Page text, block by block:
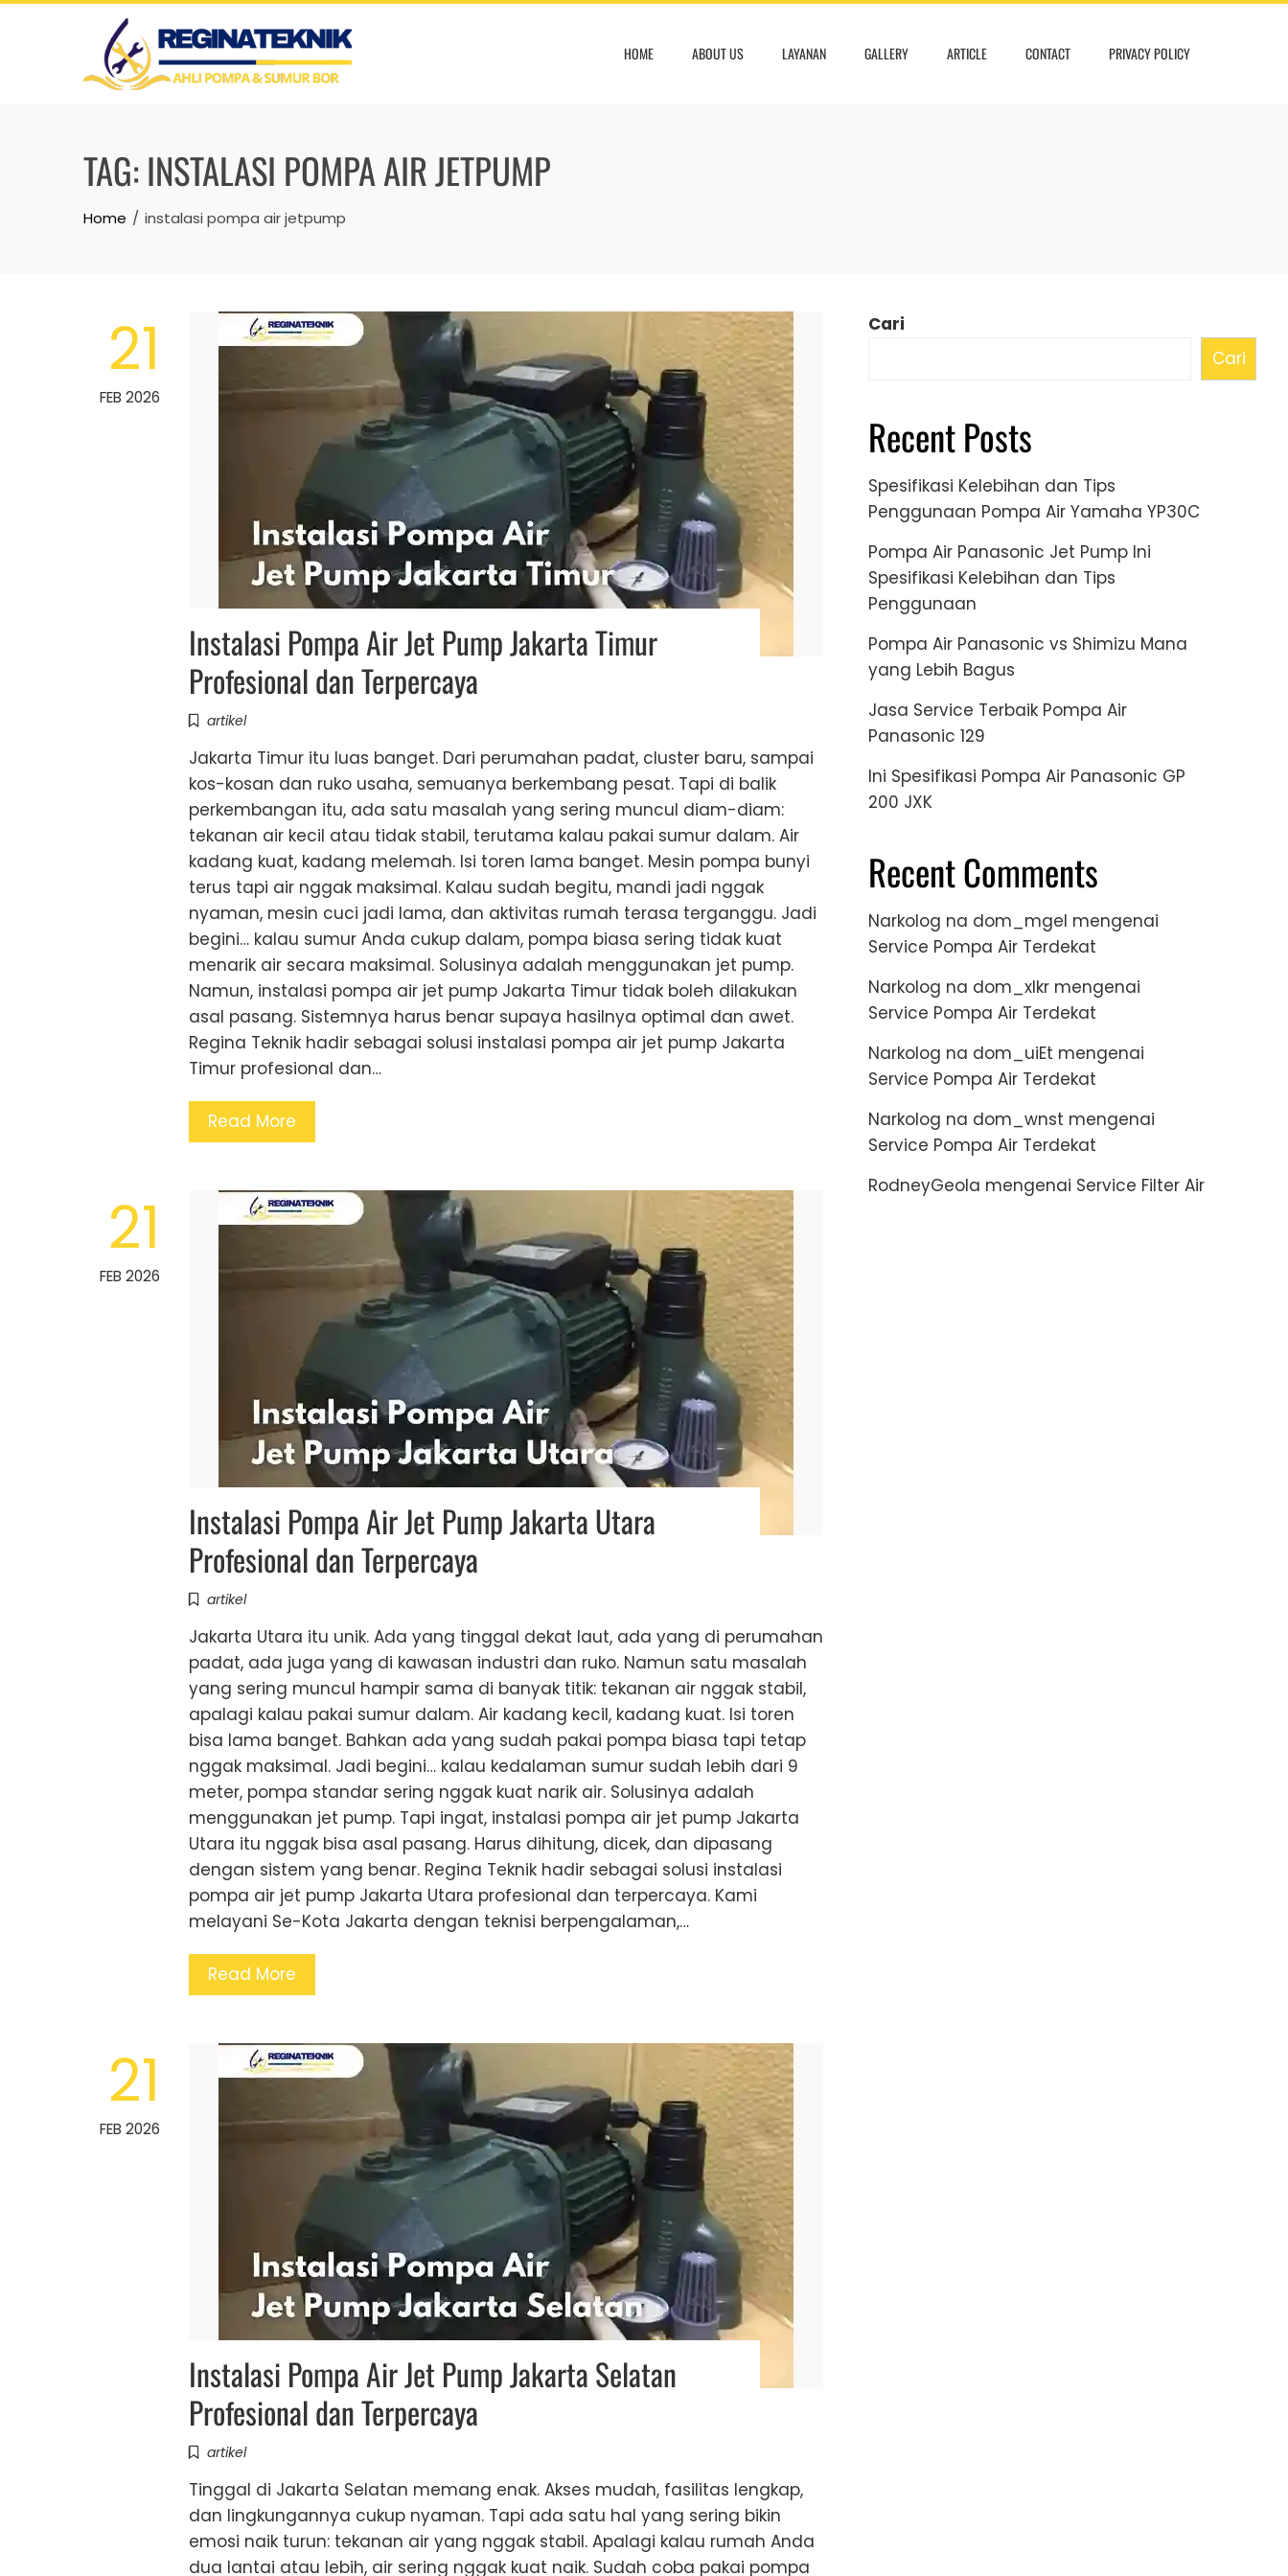
Skip
HOME ABOUT US LAYANAN GALLERY ARTICLE CONTACT PRIVACY POLICY
TAG:INSTALASI POMPA AIR JETPUMP
Home instalasi pompa air jetpump
21
FEB 2026
Instalasi Pompa Air Jet Pump Jakarta Timur
Profesional dan Terpercaya
artikel
Jakarta Timur itu luas banget. Dari perumahan padat, cluster baru, sampai
kos-kosan dan ruko usaha, semuanya berkembang pesat. Tapi di balik
perkembangan itu, ada satu masalah yang sering muncul diam-diam:
tekanan air kecil atau tidak stabil, terutama kalau pakai sumur dalam. Air
kadang kuat, kadang melemah. Isi toren lama banget. Mesin pompa bunyi
terus tapi air nggak maksimal. Kalau sudah begitu, mandi jadi nggak
nyaman, mesin cuci jadi lama, dan aktivitas rumah terasa terganggu. Jadi
begini… kalau sumur Anda cukup dalam, pompa biasa sering tidak kuat
menarik air secara maksimal. Solusinya adalah menggunakan jet pump.
Namun, instalasi pompa air jet pump Jakarta Timur tidak boleh dilakukan
asal pasang. Sistemnya harus benar supaya hasilnya optimal dan awet.
Regina Teknik hadir sebagai solusi instalasi pompa air jet pump Jakarta
Timur profesional dan…
Read More
21
FEB 2026
Instalasi Pompa Air Jet Pump Jakarta Utara
Profesional dan Terpercaya
artikel
Jakarta Utara itu unik. Ada yang tinggal dekat laut, ada yang di perumahan
padat, ada juga yang di kawasan industri dan ruko. Namun satu masalah
yang sering muncul hampir sama di banyak titik: tekanan air nggak stabil,
apalagi kalau pakai sumur dalam. Air kadang kecil, kadang kuat. Isi toren
bisa lama banget. Bahkan ada yang sudah pakai pompa biasa tapi tetap
nggak maksimal. Jadi begini… kalau kedalaman sumur sudah lebih dari 9
meter, pompa standar sering nggak kuat narik air. Solusinya adalah
menggunakan jet pump. Tapi ingat, instalasi pompa air jet pump Jakarta
Utara itu nggak bisa asal pasang. Harus dihitung, dicek, dan dipasang
dengan sistem yang benar. Regina Teknik hadir sebagai solusi instalasi
pompa air jet pump Jakarta Utara profesional dan terpercaya. Kami
melayani Se-Kota Jakarta dengan teknisi berpengalaman,…
Read More
21
FEB 2026
Instalasi Pompa Air Jet Pump Jakarta Selatan
Profesional dan Terpercaya
artikel
Tinggal di Jakarta Selatan memang enak. Akses mudah, fasilitas lengkap,
dan lingkungannya cukup nyaman. Tapi ada satu hal yang sering bikin
emosi naik turun: tekanan air yang nggak stabil. Apalagi kalau rumah Anda
dua lantai atau lebih, air sering nggak kuat naik. Sudah coba pakai pompa
Cari
Cari
Recent Posts
Spesifikasi Kelebihan dan Tips
Penggunaan Pompa Air Yamaha YP30C
Pompa Air Panasonic Jet Pump Ini
Spesifikasi Kelebihan dan Tips
Penggunaan
Pompa Air Panasonic vs Shimizu Mana
yang Lebih Bagus
Jasa Service Terbaik Pompa Air
Panasonic 129
Ini Spesifikasi Pompa Air Panasonic GP
200 JXK
Recent Comments
Narkolog na dom_mgel mengenai
Service Pompa Air Terdekat
Narkolog na dom_xlkr mengenai
Service Pompa Air Terdekat
Narkolog na dom_uiEt mengenai
Service Pompa Air Terdekat
Narkolog na dom_wnst mengenai
Service Pompa Air Terdekat
RodneyGeola mengenai Service Filter Air